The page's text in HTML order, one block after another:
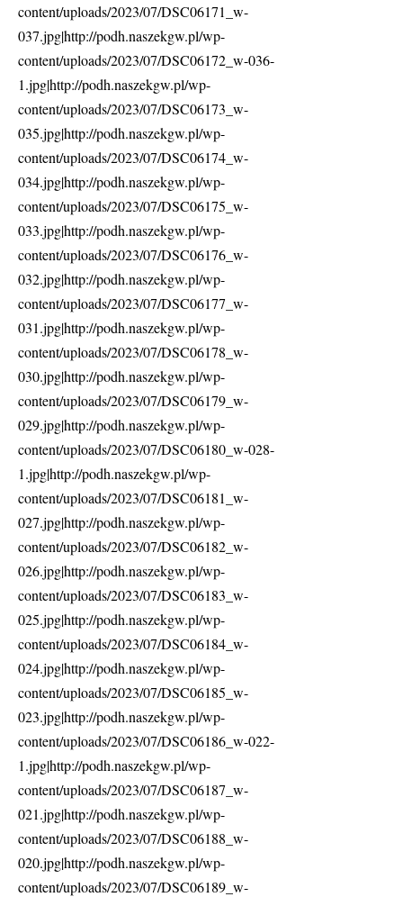
content/uploads/2023/07/DSC06171_w-
037.jpg|http://podh.naszekgw.pl/wp-
content/uploads/2023/07/DSC06172_w-036-
1.jpg|http://podh.naszekgw.pl/wp-
content/uploads/2023/07/DSC06173_w-
035.jpg|http://podh.naszekgw.pl/wp-
content/uploads/2023/07/DSC06174_w-
034.jpg|http://podh.naszekgw.pl/wp-
content/uploads/2023/07/DSC06175_w-
033.jpg|http://podh.naszekgw.pl/wp-
content/uploads/2023/07/DSC06176_w-
032.jpg|http://podh.naszekgw.pl/wp-
content/uploads/2023/07/DSC06177_w-
031.jpg|http://podh.naszekgw.pl/wp-
content/uploads/2023/07/DSC06178_w-
030.jpg|http://podh.naszekgw.pl/wp-
content/uploads/2023/07/DSC06179_w-
029.jpg|http://podh.naszekgw.pl/wp-
content/uploads/2023/07/DSC06180_w-028-
1.jpg|http://podh.naszekgw.pl/wp-
content/uploads/2023/07/DSC06181_w-
027.jpg|http://podh.naszekgw.pl/wp-
content/uploads/2023/07/DSC06182_w-
026.jpg|http://podh.naszekgw.pl/wp-
content/uploads/2023/07/DSC06183_w-
025.jpg|http://podh.naszekgw.pl/wp-
content/uploads/2023/07/DSC06184_w-
024.jpg|http://podh.naszekgw.pl/wp-
content/uploads/2023/07/DSC06185_w-
023.jpg|http://podh.naszekgw.pl/wp-
content/uploads/2023/07/DSC06186_w-022-
1.jpg|http://podh.naszekgw.pl/wp-
content/uploads/2023/07/DSC06187_w-
021.jpg|http://podh.naszekgw.pl/wp-
content/uploads/2023/07/DSC06188_w-
020.jpg|http://podh.naszekgw.pl/wp-
content/uploads/2023/07/DSC06189_w-